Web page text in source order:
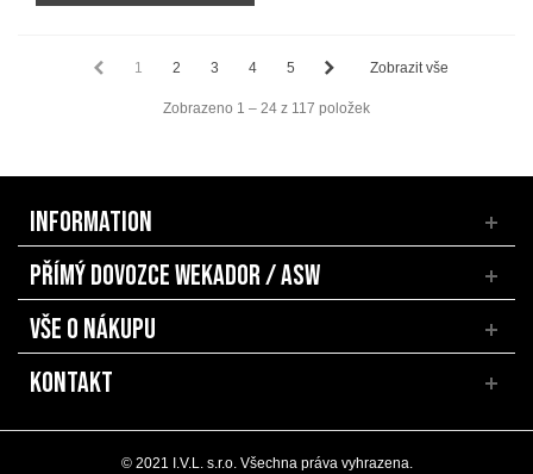
1 2 3 4 5 Zobrazit vše
Zobrazeno 1 – 24 z 117 položek
INFORMATION
PŘÍMÝ DOVOZCE WEKADOR / ASW
VŠE O NÁKUPU
KONTAKT
© 2021 I.V.L. s.r.o. Všechna práva vyhrazena.